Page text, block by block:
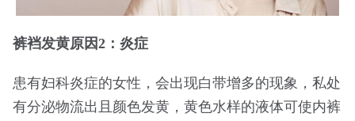
裤裆发黄原因2：炎症
患有妇科炎症的女性，会出现白带增多的现象，私处
有分泌物流出且颜色发黄，黄色水样的液体可使内裤